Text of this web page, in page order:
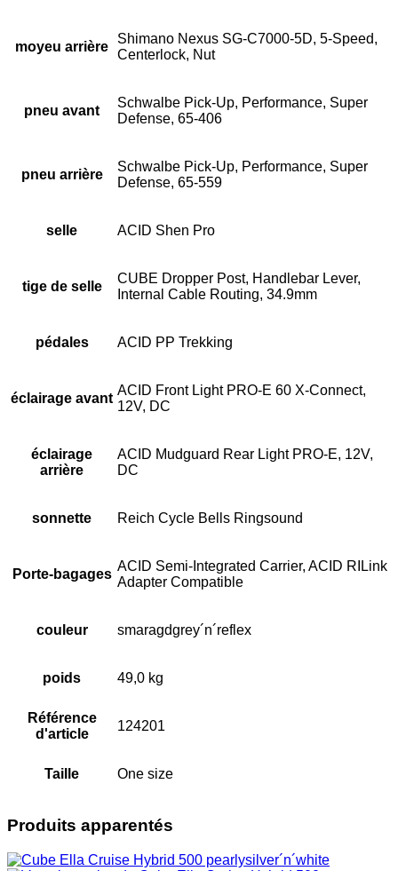
moyeu arrière
Shimano Nexus SG-C7000-5D, 5-Speed,
Centerlock, Nut
pneu avant
Schwalbe Pick-Up, Performance, Super
Defense, 65-406
pneu arrière
Schwalbe Pick-Up, Performance, Super
Defense, 65-559
selle ACID Shen Pro
tige de selle
CUBE Dropper Post, Handlebar Lever,
Internal Cable Routing, 34.9mm
pédales ACID PP Trekking
éclairage avant
ACID Front Light PRO-E 60 X-Connect,
12V, DC
éclairage
arrière
ACID Mudguard Rear Light PRO-E, 12V,
DC
sonnette Reich Cycle Bells Ringsound
Porte-bagages
ACID Semi-Integrated Carrier, ACID RILink
Adapter Compatible
couleur smaragdgrey´n´reflex
poids 49,0 kg
Référence
d'article
124201
Taille One size
Produits apparentés